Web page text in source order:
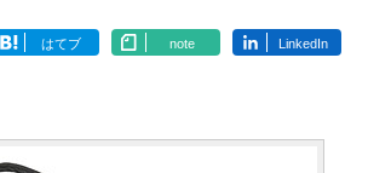
はてブ note LinkedIn